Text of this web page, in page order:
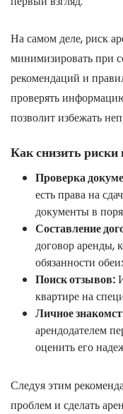
На самом деле, риск
минимизировать при
рекомендаций и
проверять
позволит избежать
Как снизить риски
Проверка
есть права на
документы в
Составление
договор аренды,
обязанности
Поиск отзывов:
квартире на
Личное
арендодателем
оценить его
Следуя этим
проблем и сделать